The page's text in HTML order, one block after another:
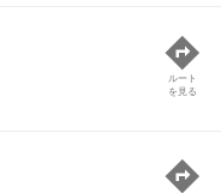
ルート
を見る